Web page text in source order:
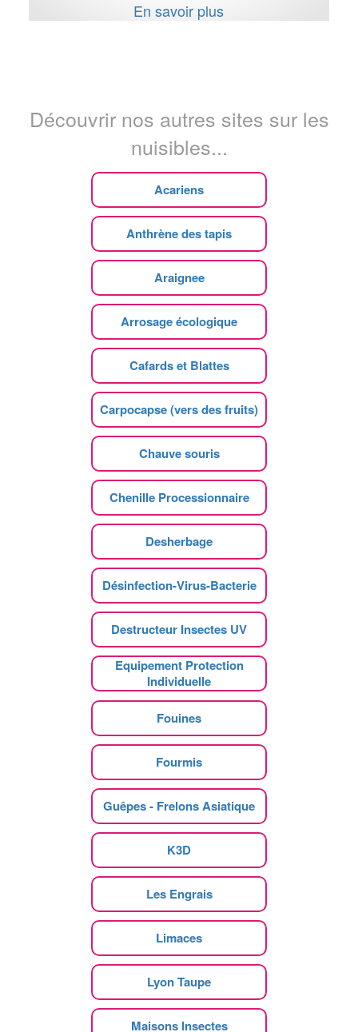
En savoir plus
Découvrir nos autres sites sur les
nuisibles...
Acariens
Anthrène des tapis
Araignee
Arrosage écologique
Cafards et Blattes
Carpocapse (vers des fruits)
Chauve souris
Chenille Processionnaire
Desherbage
Désinfection-Virus-Bacterie
Destructeur Insectes UV
Equipement Protection
Individuelle
Fouines
Fourmis
Guêpes - Frelons Asiatique
K3D
Les Engrais
Limaces
Lyon Taupe
Maisons Insectes